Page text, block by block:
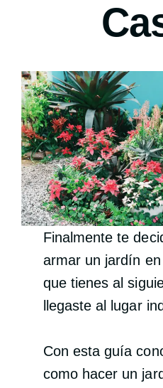
Finalmente te
armar un jardín
que tienes al
llegaste al lugar
Con esta guía
como hacer un